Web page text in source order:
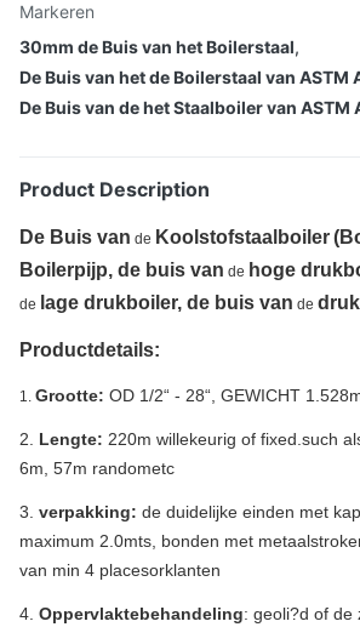
Markeren
30mm de Buis van het Boilerstaal,
De Buis van het de Boilerstaal van ASTM
De Buis van de het Staalboiler van ASTM
Product Description
De Buis van de Koolstofstaalboiler
Boilerpijp, de buis van de hoge
de lage drukboiler, de buis van de
Productdetails:
1. Grootte: OD 1/2“ - 28“, GEWICHT
2. Lengte: 220m willekeurig of fixed.such
6m, 57m randometc
3. verpakking: de duidelijke einden met
maximum 2.0mts, bonden met
van min 4 placesorklanten
4. Oppervlaktebehandeling: geoli?d of de